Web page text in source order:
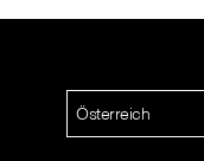
Österreich